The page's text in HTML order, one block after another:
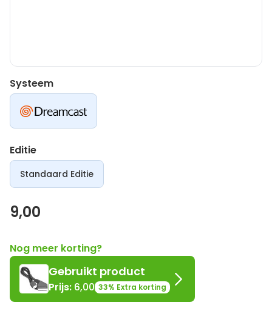
Systeem
Editie
Standaard Editie
9,00
Nog meer korting?
Gebruikt product
Prijs: 6,00 33% Extra korting